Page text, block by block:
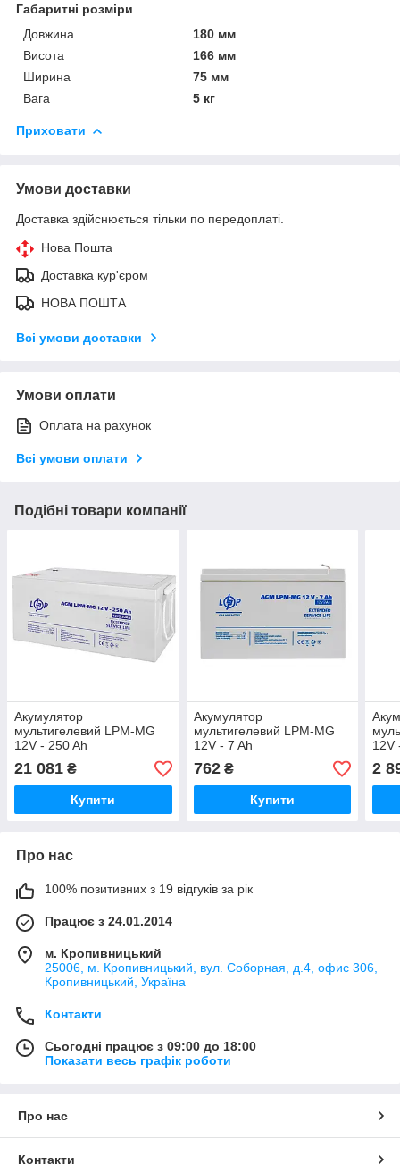
Габаритні розміри
Довжина
180 мм
Висота
166 мм
Ширина
75 мм
Вага
5 кг
Приховати
Умови доставки
Доставка здійснюється тільки по передоплаті.
Нова Пошта
Доставка кур'єром
НОВА ПОШТА
Всі умови доставки
Умови оплати
Оплата на рахунок
Всі умови оплати
Подібні товари компанії
Акумулятор
мультигелевий LPM-MG
12V - 250 Ah
21 081 ₴
Купити
Акумулятор
мультигелевий LPM-MG
12V - 7 Ah
762₴
Купити
12V
2
Про нас
100% позитивних з 19 відгуків за рік
Працює з 24.01.2014
м. Кропивницький
25006, м. Кропивницький, вул. Соборная, д.4, офис 306,
Кропивницький, Україна
Контакти
Сьогодні працює з 09:00 до 18:00
Показати весь графік роботи
Про нас
Контакти